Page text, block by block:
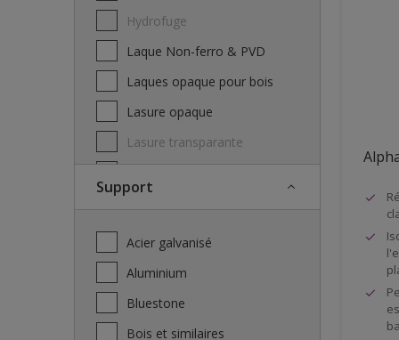
Hydrofuge
Laque Non-ferro & PVD
Laques opaque pour bois
Lasure opaque
Lasure transparante
Support
Acier galvanisé
Aluminium
Bluestone
Bois et similaires